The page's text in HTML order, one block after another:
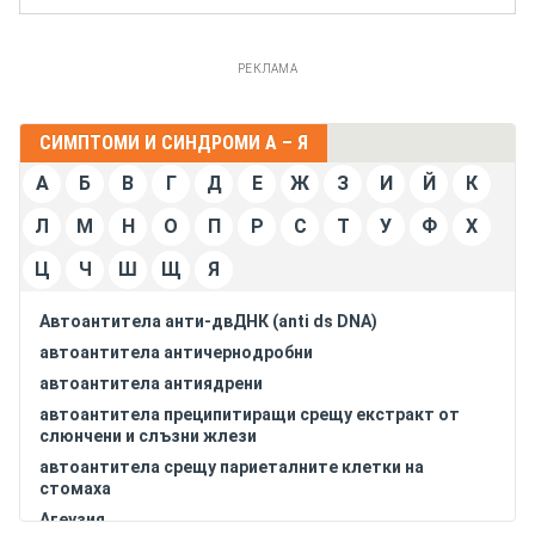
РЕКЛАМА
СИМПТОМИ И СИНДРОМИ А – Я
А
Б В Г Д Е Ж З И Й
К
Л
М Н О П Р С Т У Ф
Х
Ц
Ч Ш Щ Я
Автоантитела анти-двДНК (anti ds DNA)
автоантитела античернодробни
автоантитела антиядрени
автоантитела преципитиращи срещу екстракт от
слюнчени и слъзни жлези
автоантитела срещу париеталните клетки на
стомаха
Агеузия